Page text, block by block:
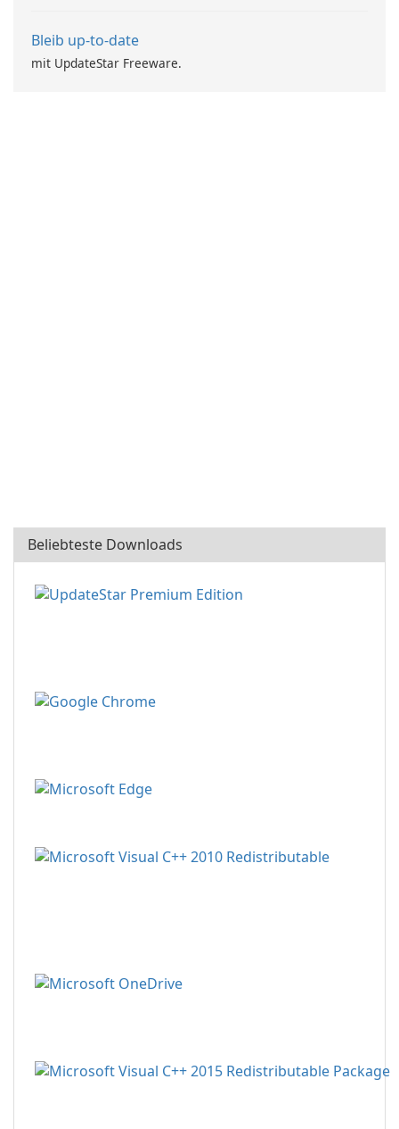
Bleib up-to-date
mit UpdateStar Freeware.
Beliebteste Downloads